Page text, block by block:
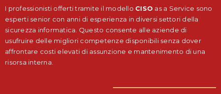
I professionisti offerti tramite il modello CISO as a Service sono
esperti senior con anni di esperienza in diversi settori della
sicurezza informatica. Questo consente alle aziende di
usufruire delle migliori competenze disponibili senza dover
affrontare costi elevati di assunzione e mantenimento di una
risorsa interna.